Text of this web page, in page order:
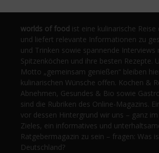
worlds of food ist eine kulinarische
und liefert relevante Informationen zu
und Trinken sowie spannende Interviews
Spitzenköchen und ihre besten Rezepte.
Motto „gemeinsam genießen“ bleiben
kulinarischen Wünsche offen. Kochen &
Abnehmen, Gesundes & Bio sowie
sind die Rubriken des Online-Magazins.
vor dessen Hintergrund wir uns – ganz
Zieles, ein informatives und
Ratgebermagazin zu sein – fragen: Was
Deutschland?